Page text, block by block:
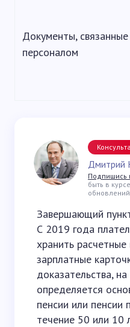
Документы,
персоналом
Дмитрий
Подпишись
быть в
Завершающий
С 2019 года
хранить
зарплатные
доказательства,
определяется
пенсии или пенсии
течение 50 или 10